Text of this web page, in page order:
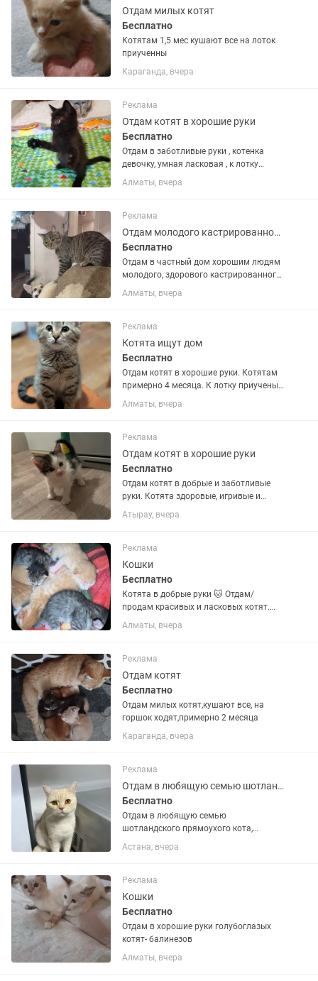
Отдам милых котят
Бесплатно
Котятам 1,5 мес кушают все на лоток
приученны
Караганда, вчера
Реклама
Отдам котят в хорошие руки
Бесплатно
Отдам в заботливые руки , котенка
девочку, умная ласковая , к лотку
приучена. Необычная окраска , в
полоску. 3 мес
Алматы, вчера
Реклама
Отдам молодого кастрированного кота в хорошие руки, в частный дом.
Бесплатно
Отдам в частный дом хорошим людям
молодого, здорового кастрированного
и очень активного кота!! Ест все, к
лотку приучен. Нужна территория для
Алматы, вчера
Реклама
Котята ищут дом
Бесплатно
Отдам котят в хорошие руки. Котятам
примерно 4 месяца. К лотку приучены,
в еде неприхотливы. Игривые и
ласковые.
Алматы, вчера
Реклама
Отдам котят в хорошие руки
Бесплатно
Отдам котят в добрые и заботливые
руки. Котята здоровые, игривые и
ласковые. Ищут любящих хозяев. По
всем вопросам пишите в личные
Атырау, вчера
Реклама
Кошки
Бесплатно
Котята в добрые руки 🐱 Отдам/
продам красивых и ласковых котят.
Родились второй раз, поэтому дома
стало много котят. Всего 6 котят: 5
здоровые, активные, без проблем....
Алматы, вчера
Реклама
Отдам котят
Бесплатно
Отдам милых котят,кушают все, на
горшок ходят,примерно 2 месяца
Караганда, вчера
Реклама
Отдам в любящую семью шотландского кота
Бесплатно
Отдам в любящую семью
шотландского прямоухого кота,
возраст – 1,5 года. 🐾 Ищу заботливых
и ответственных хозяев, которые
Красивый кот золотистого окраса с
серьезным,...
Астана, вчера
Реклама
Кошки
Бесплатно
Отдам в хорошие руки голубоглазых
котят- балинезов
Алматы, вчера